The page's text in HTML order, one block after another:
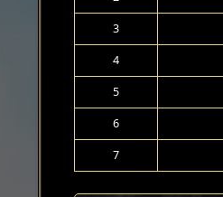
3
4
5
6
7